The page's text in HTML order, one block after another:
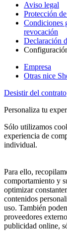
Aviso legal
Protección
Condiciones
revocación
Declaración
Empresa
Otras nice
Desistir del contrato
Personaliza tu
Sólo utilizamos
experiencia de
individual.
Para ello,
comportamiento y
optimizar
contenidos
uso. También
proveedores
publicidad online,